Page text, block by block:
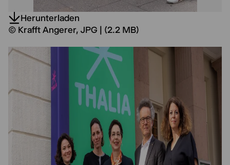
Herunterladen
© Krafft Angerer, JPG | (2.2 MB)